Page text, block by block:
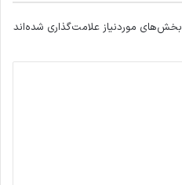
بخش‌های موردنیاز علامت‌گذاری شده‌اند